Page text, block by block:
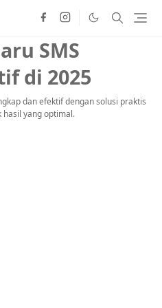
SMS
di 2025
dan efektif dengan solusi praktis
yang optimal.